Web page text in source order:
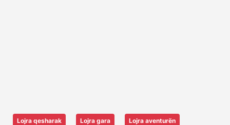
Lojra qesharak Lojra gara Lojra aventurën